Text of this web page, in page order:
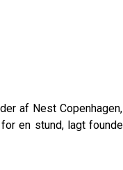
af Nest
en stund, lagt